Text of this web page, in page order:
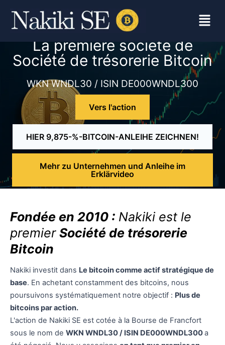
La première société de
Société de trésorerie Bitcoin
WKN WNDL30 / ISIN DE000WNDL300
Vers l'action
HIER 9,875-%-BITCOIN-ANLEIHE ZEICHNEN!
Mehr zu Unternehmen und Anleihe im
Erklärvideo
Fondée en 2010 : Nakiki est le
premier Société de trésorerie
Bitcoin
Nakiki investit dans Le bitcoin comme actif stratégique de
base. En achetant constamment des bitcoins, nous
poursuivons systématiquement notre objectif : Plus de
bitcoins par action.
L'action de Nakiki SE est cotée à la Bourse de Francfort
sous le nom de WKN WNDL30 / ISIN DE000WNDL300a